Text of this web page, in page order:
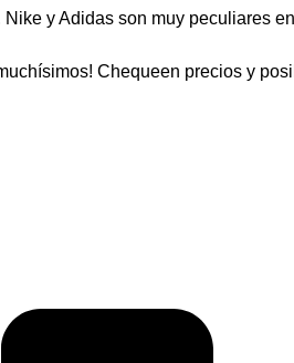
y Adidas son muy peculiares
Chequeen precios y